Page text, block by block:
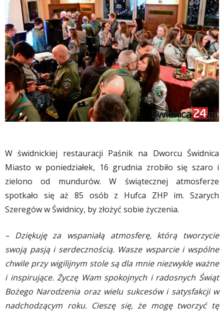
W świdnickiej restauracji Paśnik na Dworcu Świdnica
Miasto w poniedziałek, 16 grudnia zrobiło się szaro i
zielono od mundurów. W świątecznej atmosferze
spotkało się aż 85 osób z Hufca ZHP im. Szarych
Szeregów w Świdnicy, by złożyć sobie życzenia.
– Dziękuję za wspaniałą atmosferę, którą tworzycie
swoją pasją i serdecznością. Wasze wsparcie i wspólne
chwile przy wigilijnym stole są dla mnie niezwykle ważne
i inspirujące. Życzę Wam spokojnych i radosnych Świąt
Bożego Narodzenia oraz wielu sukcesów i satysfakcji w
nadchodzącym roku. Cieszę się, że mogę tworzyć tę